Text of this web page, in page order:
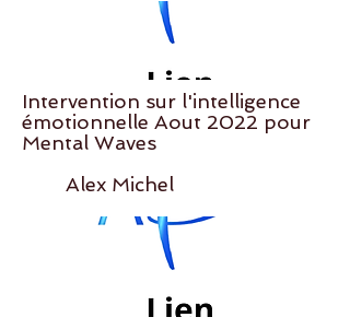
Intervention sur l'intelligence
émotionnelle Aout 2022 pour
Mental Waves
Alex Michel